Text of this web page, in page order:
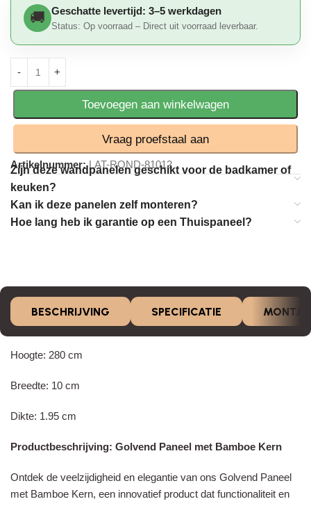
Geschatte levertijd: 3–5 werkdagen
Status: Op voorraad – Direct uit voorraad leverbaar.
Toevoegen aan winkelwagen
Vraag proefstaal aan
Artikelnummer:LAT-ROND-81012
Zijn deze wandpanelen geschikt voor de badkamer of
keuken?
Kan ik deze panelen zelf monteren?
Hoe lang heb ik garantie op een Thuispaneel?
BESCHRIJVING SPECIFICATIE
Hoogte: 280 cm
Breedte: 10 cm
Dikte: 1.95 cm
Productbeschrijving: Golvend Paneel met Bamboe Kern
Ontdek de veelzijdigheid en elegantie van ons Golvend Paneel
met Bamboe Kern, een innovatief product dat functionaliteit en